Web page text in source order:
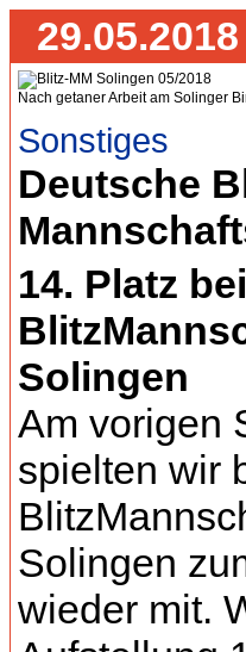
29.05.2018
Nach getaner Arbeit am Solinger
Sonstiges
Deutsche
14. Platz
Solingen
Am vorigen
spielten wir
Solingen
wieder mit.